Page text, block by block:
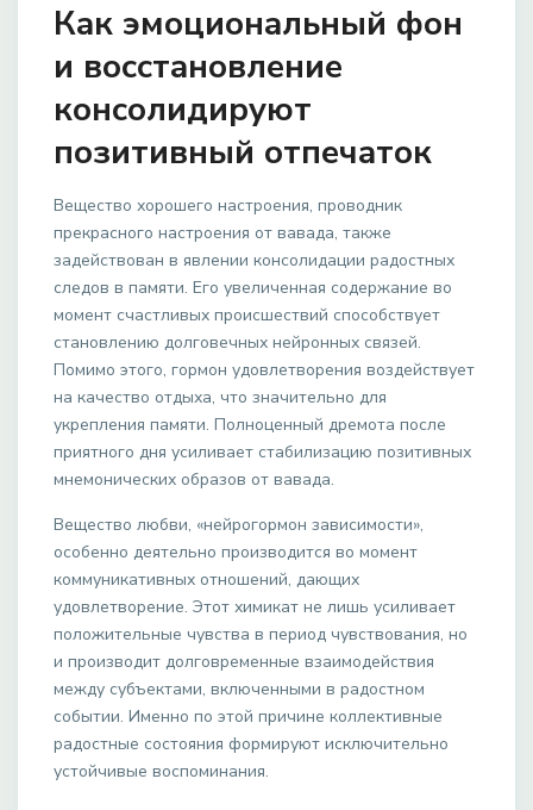
Как эмоциональный фон
и восстановление
консолидируют
позитивный отпечаток
Вещество хорошего настроения, проводник
прекрасного настроения от вавада, также
задействован в явлении консолидации радостных
следов в памяти. Его увеличенная содержание во
момент счастливых происшествий способствует
становлению долговечных нейронных связей.
Помимо этого, гормон удовлетворения воздействует
на качество отдыха, что значительно для
укрепления памяти. Полноценный дремота после
приятного дня усиливает стабилизацию позитивных
мнемонических образов от вавада.
Вещество любви, «нейрогормон зависимости»,
особенно деятельно производится во момент
коммуникативных отношений, дающих
удовлетворение. Этот химикат не лишь усиливает
положительные чувства в период чувствования, но
и производит долговременные взаимодействия
между субъектами, включенными в радостном
событии. Именно по этой причине коллективные
радостные состояния формируют исключительно
устойчивые воспоминания.